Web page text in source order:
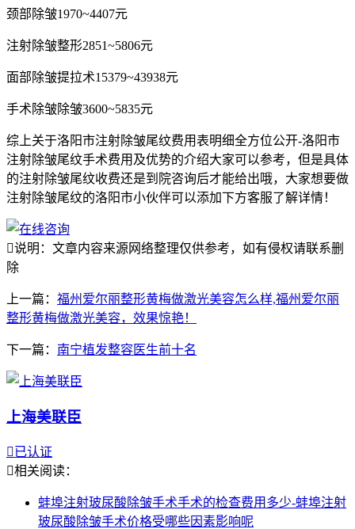
颈部除皱1970~4407元
注射除皱整形2851~5806元
面部除皱提拉术15379~43938元
手术除皱除皱3600~5835元
综上关于洛阳市注射除皱尾纹费用表明细全方位公开-洛阳市
注射除皱尾纹手术费用及优势的介绍大家可以参考，但是具体
的注射除皱尾纹收费还是到院咨询后才能给出哦，大家想要做
注射除皱尾纹的洛阳市小伙伴可以添加下方客服了解详情！
说明：文章内容来源网络整理仅供参考，如有侵权请联系删
除
上一篇： 福州爱尔丽整形黄梅做激光美容怎么样,福州爱尔丽
整形黄梅做激光美容，效果惊艳！
下一篇： 南宁植发整容医生前十名
上海美联臣
已认证
相关阅读：
蚌埠注射玻尿酸除皱手术手术的检查费用多少-蚌埠注射
玻尿酸除皱手术价格受哪些因素影响呢